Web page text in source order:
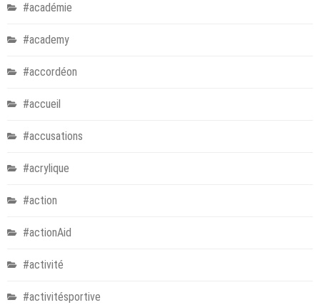
#académie
#academy
#accordéon
#accueil
#accusations
#acrylique
#action
#actionAid
#activité
#activitésportive